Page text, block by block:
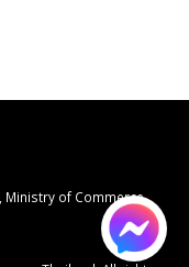
of Commerce,